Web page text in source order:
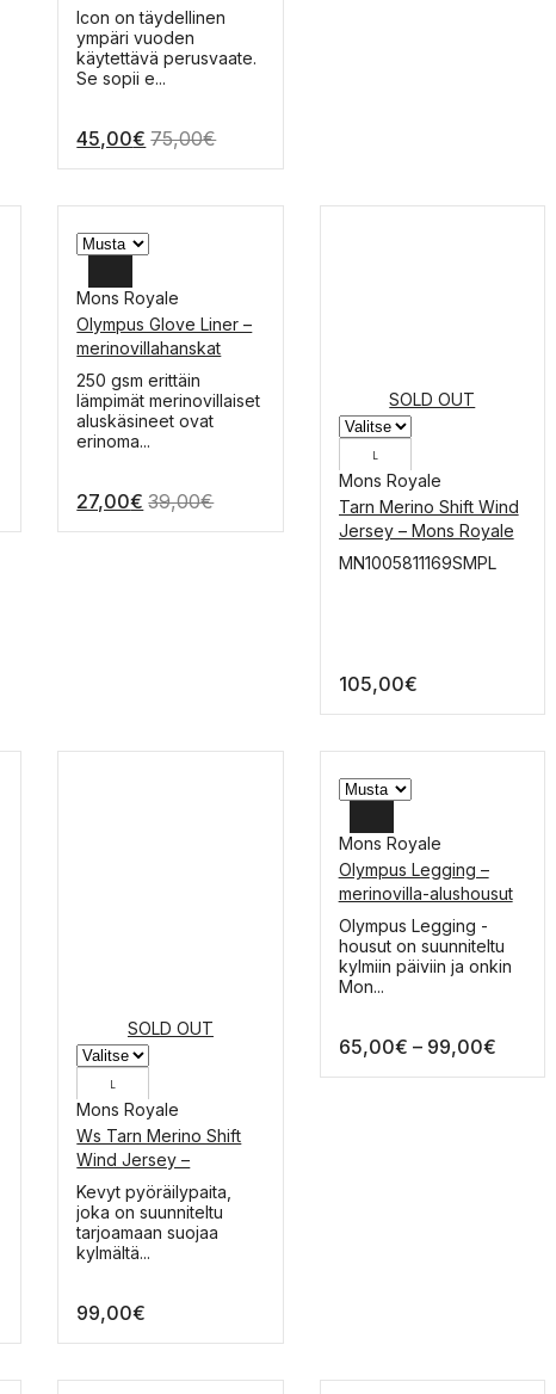
XS
Tällä
tuotteella
on
useampi
tehdä
Icon on täydellinen
ympäri vuoden
käytettävä perusvaate.
Se sopii e...
45,00€ 75,00€
XL
M
S
Mons Royale
Olympus Glove Liner –
merinovillahanskat
Tällä
tuotteella
on
useampi
tehdä
250 gsm erittäin
lämpimät merinovillaiset
aluskäsineet ovat
erinoma...
27,00€ 39,00€
SOLD OUT
Mons Royale
Tarn Merino Shift Wind
Jersey – Mons Royale
Sample
MN1005811169SMPL
105,00€
SOLD OUT
S
Mons Royale
Ws Tarn Merino Shift
Wind Jersey –
merinovillapaita
Kevyt pyöräilypaita,
joka on suunniteltu
tarjoamaan suojaa
kylmältä...
99,00€
XXL
L
M
Mons Royale
Olympus Legging –
merinovilla-alushousut
Tällä
tuotteella
on
useampi
tehdä
Olympus Legging -
housut on suunniteltu
kylmiin päiviin ja onkin
Mon...
65,00€ – 99,00€